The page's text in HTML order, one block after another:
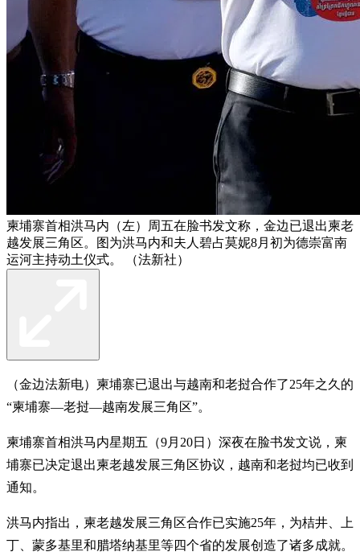
柬埔寨首相洪马内（左）周五在脸书发文称，金边已退出柬老
越发展三角区。图为洪马内和夫人碧占莫妮8月初为德崇富南
运河主持动土仪式。 （法新社）
（金边法新电）柬埔寨已退出与越南和老挝合作了25年之久的
“柬埔寨—老挝—越南发展三角区”。
柬埔寨首相洪马内星期五（9月20日）深夜在脸书发文说，柬
埔寨已决定退出柬老越发展三角区协议，越南和老挝均已收到
通知。
洪马内指出，柬老越发展三角区合作已实施25年，为桔井、上
丁、蒙多基里和腊塔纳基里等四个省的发展创造了诸多成就。